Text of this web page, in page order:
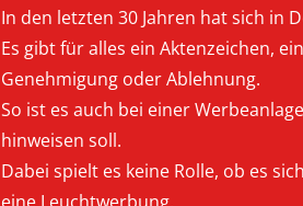
In den letzten 30 Jahren hat sich in
Es gibt für alles ein Aktenzeichen,
Genehmigung oder Ablehnung.
So ist es auch bei einer
hinweisen soll.
Dabei spielt es keine Rolle, ob es